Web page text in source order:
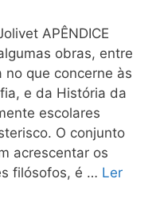
APÊNDICE
obras, entre
no que concerne às
e da História da
escolares
O conjunto
acrescentar os
filósofos, é … Ler